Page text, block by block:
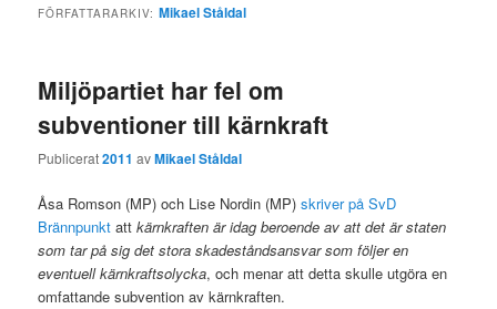
FÖRFATTARARKIV: Mikael Ståldal
Miljöpartiet har fel om
subventioner till kärnkraft
Publicerat2011 avMikael Ståldal
Åsa Romson (MP) och Lise Nordin (MP)skriver på SvD
Brännpunkt attkärnkraften är idag beroende av att det är staten
som tar på sig det stora skadeståndsansvar som följer en
eventuell kärnkraftsolycka, och menar att detta skulle utgöra en
omfattande subvention av kärnkraften.